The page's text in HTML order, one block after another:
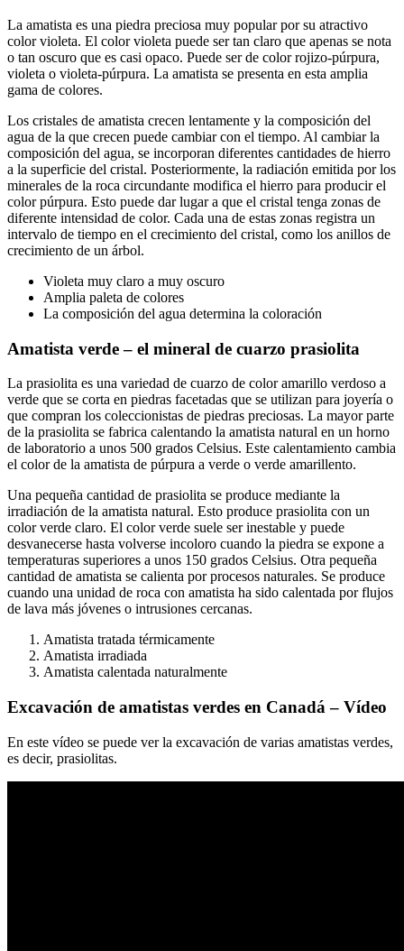
La amatista es una piedra preciosa muy popular por su atractivo
color violeta. El color violeta puede ser tan claro que apenas se nota
o tan oscuro que es casi opaco. Puede ser de color rojizo-púrpura,
violeta o violeta-púrpura. La amatista se presenta en esta amplia
gama de colores.
Los cristales de amatista crecen lentamente y la composición del
agua de la que crecen puede cambiar con el tiempo. Al cambiar la
composición del agua, se incorporan diferentes cantidades de hierro
a la superficie del cristal. Posteriormente, la radiación emitida por los
minerales de la roca circundante modifica el hierro para producir el
color púrpura. Esto puede dar lugar a que el cristal tenga zonas de
diferente intensidad de color. Cada una de estas zonas registra un
intervalo de tiempo en el crecimiento del cristal, como los anillos de
crecimiento de un árbol.
Violeta muy claro a muy oscuro
Amplia paleta de colores
La composición del agua determina la coloración
Amatista verde – el mineral de cuarzo prasiolita
La prasiolita es una variedad de cuarzo de color amarillo verdoso a
verde que se corta en piedras facetadas que se utilizan para joyería o
que compran los coleccionistas de piedras preciosas. La mayor parte
de la prasiolita se fabrica calentando la amatista natural en un horno
de laboratorio a unos 500 grados Celsius. Este calentamiento cambia
el color de la amatista de púrpura a verde o verde amarillento.
Una pequeña cantidad de prasiolita se produce mediante la
irradiación de la amatista natural. Esto produce prasiolita con un
color verde claro. El color verde suele ser inestable y puede
desvanecerse hasta volverse incoloro cuando la piedra se expone a
temperaturas superiores a unos 150 grados Celsius. Otra pequeña
cantidad de amatista se calienta por procesos naturales. Se produce
cuando una unidad de roca con amatista ha sido calentada por flujos
de lava más jóvenes o intrusiones cercanas.
Amatista tratada térmicamente
Amatista irradiada
Amatista calentada naturalmente
Excavación de amatistas verdes en Canadá – Vídeo
En este vídeo se puede ver la excavación de varias amatistas verdes,
es decir, prasiolitas.